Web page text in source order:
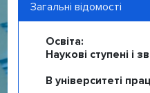
Загальні відомості
Освіта:
Наукові ступені і
В університеті